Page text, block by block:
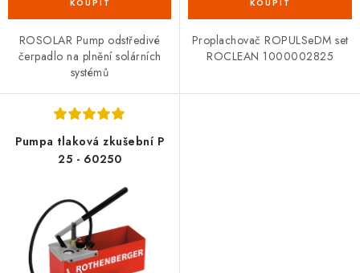
ROSOLAR Pump odstředivé
čerpadlo na plnění solárních
systémů
Proplachovač ROPULSeDM set
ROCLEAN 1000002825
Pumpa tlaková zkušební P
25 - 60250